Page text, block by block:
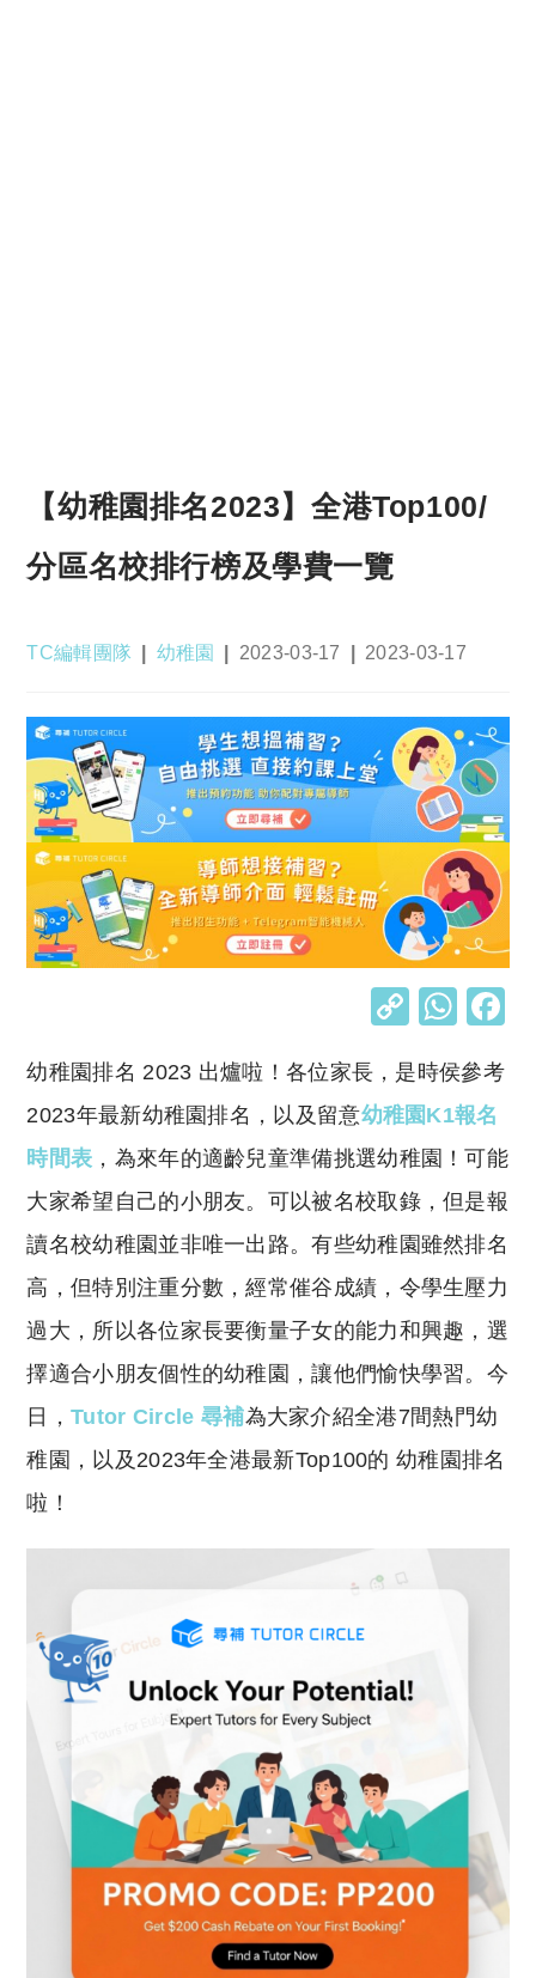
【幼稚園排名2023】全港Top100/
分區名校排行榜及學費一覽
Post
TC編輯團隊
Post
幼稚園
Post
2023-03-17
Post
2023-03-17
C
p
y
Li
n
k
W
at
s
A
p
p
幼稚園排名 2023 出爐啦！各位家長，是時侯參考
2023年最新幼稚園排名，以及留意幼稚園K1報名
時間表 ，為來年的適齡兒童準備挑選幼稚園！可能
大家希望自己的小朋友。可以被名校取錄，但是報
讀名校幼稚園並非唯一出路。有些幼稚園雖然排名
高，但特別注重分數，經常催谷成績，令學生壓力
過大，所以各位家長要衡量子女的能力和興趣，選
擇適合小朋友個性的幼稚園，讓他們愉快學習。今
日，Tutor Circle 尋補為大家介紹全港7間熱門幼
稚園，以及2023年全港最新Top100的 幼稚園排名
啦！